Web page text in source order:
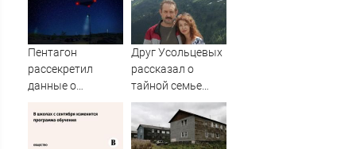
Пентагон
рассекретил
данные о
на Ближнем
Друг Усольцевых
рассказал о
тайной семье
бизнесмена